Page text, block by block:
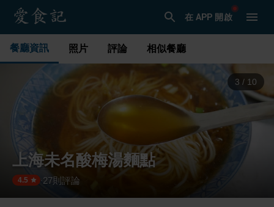
在 APP 開啟
餐廳資訊 照片 評論 相似餐廳
3 / 10
上海未名酸梅湯麵點
4.5 ·27則評論